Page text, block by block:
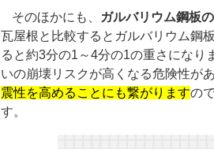
そのほかにも、 ガルバリウム鋼板の
瓦屋根と比較するとガルバリウム鋼
ると約3分の1～4分の1の重さになり
いの崩壊リスクが高くなる危険性があ
震性を高めることにも繋がりますの
す。